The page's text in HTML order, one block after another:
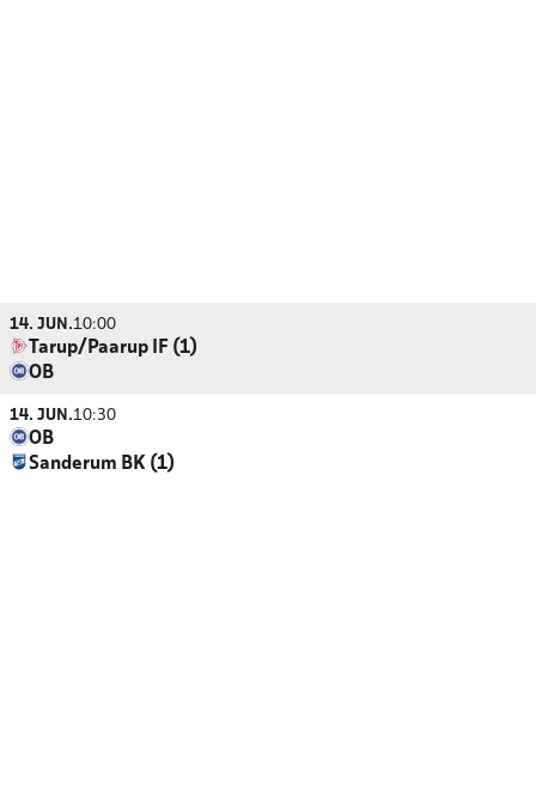
14. JUN.10:00
Tarup/Paarup IF (1)
OB
14. JUN.10:30
OB
Sanderum BK (1)